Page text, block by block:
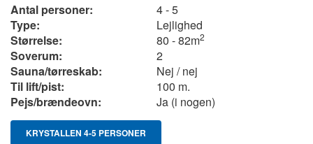
Antal personer:
4 - 5
Type:
Lejlighed
Størrelse:
80 - 82m2
Soverum:
2
Sauna/tørreskab:
Nej / nej
Til lift/pist:
100 m.
Pejs/brændeovn:
Ja (i nogen)
KRYSTALLEN 4-5 PERSONER